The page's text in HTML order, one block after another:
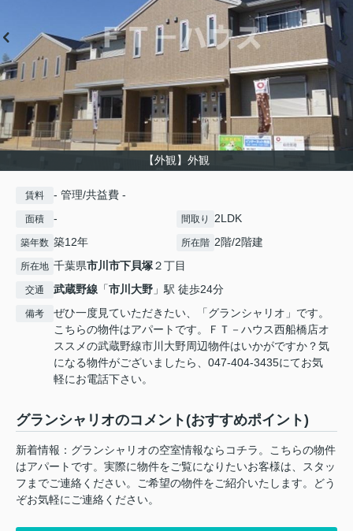
【外観】外観
賃料 - 管理/共益費 -
面積 - 間取り 2LDK
築年数 築12年 所在階 2階/2階建
所在地 千葉県市川市下貝塚２丁目
交通 武蔵野線 「市川大野 」駅 徒歩24分
備考
ぜひ一度見ていただきたい、「グランシャリオ」です。
こちらの物件はアパートです。ＦＴ－ハウス西船橋店オ
ススメの武蔵野線市川大野周辺物件はいかがですか？気
になる物件がございましたら、047-404-3435にてお気
軽にお電話下さい。
グランシャリオのコメント(おすすめポイント)
新着情報：グランシャリオの空室情報ならコチラ。こちらの物件
はアパートです。実際に物件をご覧になりたいお客様は、スタッ
フまでご連絡ください。ご希望の物件をご紹介いたします。どう
ぞお気軽にご連絡ください。